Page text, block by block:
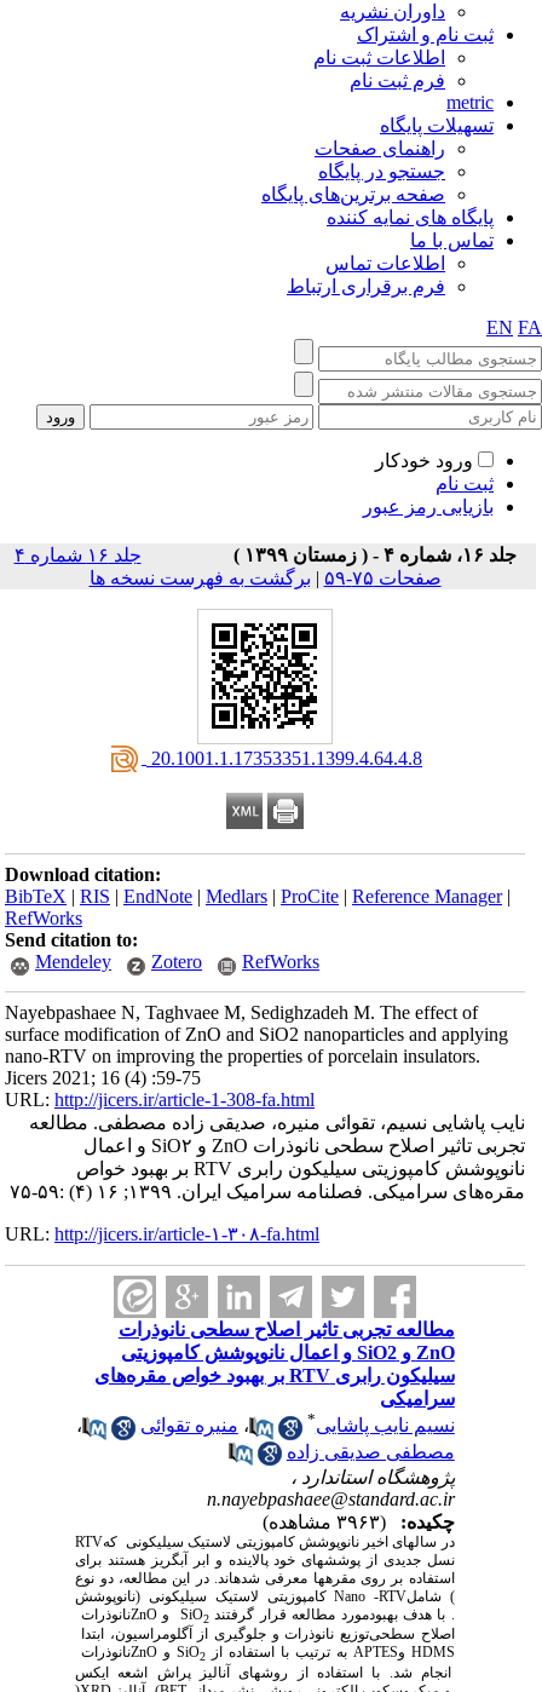
داوران نشریه
ثبت نام و اشتراک
اطلاعات ثبت نام
فرم ثبت نام
metric
تسهیلات پایگاه
راهنمای صفحات
جستجو در پایگاه
صفحه برترین‌های پایگاه
پایگاه های نمایه کننده
تماس با ما
اطلاعات تماس
فرم برقراری ارتباط
EN
ورود خودکار
ثبت نام
بازیابی رمز عبور
جلد ۱۶، شماره ۴ - ( زمستان ۱۳۹۹ )
جلد ۱۶ شماره ۴
صفحات ۷۵-۵۹
| برگشت به فهرست نسخه ها
‎ 20.1001.1.17353351.1399.4.64.4.8
Download citation:
BibTeX |RIS |EndNote |Medlars |ProCite |Reference Manager
RefWorks
Send citation to:
Mendeley
Zotero RefWorks
Nayebpashaee N, Taghvaee M, Sedighzadeh M. The effect of
surface modification of ZnO and SiO2 nanoparticles and applying
nano-RTV on improving the properties of porcelain insulators.
Jicers 2021; 16 (4) :59-75
URL:http://jicers.ir/article-1-308-fa.html
نایب پاشایی نسیم، تقوائی منیره، صدیقی زاده مصطفی. مطالعه
تجربی تاثیر اصلاح سطحی نانوذرات ZnO و SiO۲ و اعمال
نانوپوشش کامپوزیتی سیلیکون رابری RTV بر بهبود خواص
مقره‌های سرامیکی. فصلنامه سرامیک ایران. ۱۳۹۹; ۱۶ (۴) :۵۹-۷۵
URL:http://jicers.ir/article-۱-۳۰۸-fa.html
مطالعه تجربی تاثیر اصلاح سطحی نانوذرات
ZnO و SiO2 و اعمال نانوپوشش کامپوزیتی
سیلیکون رابری RTV بر بهبود خواص مقره‌های
سرامیکی
نسیم نایب پاشایی
،منیره تقوائی
،
مصطفی صدیقی زاده
پژوهشگاه استاندارد ،
n.nayebpashaee@standard.ac.ir
چکیده:
در سال­های اخیر نانوپوشش کامپوزیتی لاستیک سیلیکونی RTVکه
نسل جدیدی از پوشش­های خود پالاینده و ابر آبگریز هستند برای
استفاده بر روی مقره­ها معرفی شده­اند. در این مطالعه، دو نوع
نانوپوشش کامپوزیتی لاستیک سیلیکونی (Nano -RTV) شامل
نانوذراتZnO وSiO2 مورد مطالعه قرار گرفتند. با هدف بهبود
توزیع نانوذرات و جلوگیری از آگلومراسیون، ابتدااصلاح سطحی
نانوذراتZnO وSiO 2 به ترتیب با استفاده ازAPTES وHDMS
انجام شد. با استفاده از روش­های آنالیز پراش اشعه ایکس